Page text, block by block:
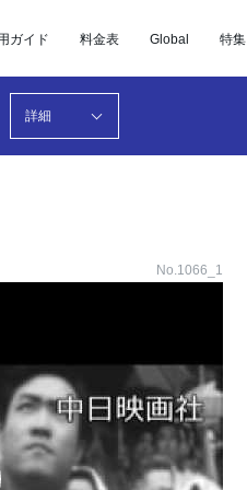
ガイド 料金表 Global 特集
詳細
No.1066_1